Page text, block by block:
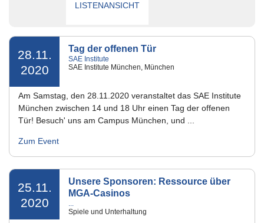
FERNSEHEN
GAMES
IKT
JUGENDSCHUTZ &
MEDIENKOMPETENZ
MEDIENPOLITIK &
PRINT & PUBLISHING
STARTUPS
VIRTUAL & AUGMENTED
LISTENANSICHT
28.11.
2020
Tag der offenen Tür
SAE Institute
SAE Institute München, München
Am Samstag, den 28.11.2020 veranstaltet das SAE Institute
München zwischen 14 und 18 Uhr einen Tag der offenen
Tür! Besuch' uns am Campus München, und ...
Zum Event
25.11.
2020
Unsere Sponsoren: Ressource über
MGA-Casinos
...
Spiele und Unterhaltung